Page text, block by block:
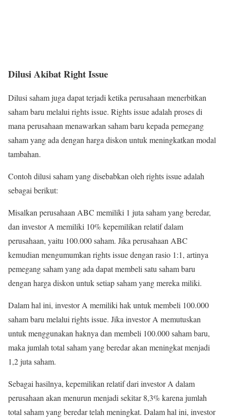
Dilusi Akibat Right Issue
Dilusi saham juga dapat terjadi ketika perusahaan menerbitkan
saham baru melalui rights issue. Rights issue adalah proses di
mana perusahaan menawarkan saham baru kepada pemegang
saham yang ada dengan harga diskon untuk meningkatkan modal
tambahan.
Contoh dilusi saham yang disebabkan oleh rights issue adalah
sebagai berikut:
Misalkan perusahaan ABC memiliki 1 juta saham yang beredar,
dan investor A memiliki 10% kepemilikan relatif dalam
perusahaan, yaitu 100.000 saham. Jika perusahaan ABC
kemudian mengumumkan rights issue dengan rasio 1:1, artinya
pemegang saham yang ada dapat membeli satu saham baru
dengan harga diskon untuk setiap saham yang mereka miliki.
Dalam hal ini, investor A memiliki hak untuk membeli 100.000
saham baru melalui rights issue. Jika investor A memutuskan
untuk menggunakan haknya dan membeli 100.000 saham baru,
maka jumlah total saham yang beredar akan meningkat menjadi
1,2 juta saham.
Sebagai hasilnya, kepemilikan relatif dari investor A dalam
perusahaan akan menurun menjadi sekitar 8,3% karena jumlah
total saham yang beredar telah meningkat. Dalam hal ini, investor